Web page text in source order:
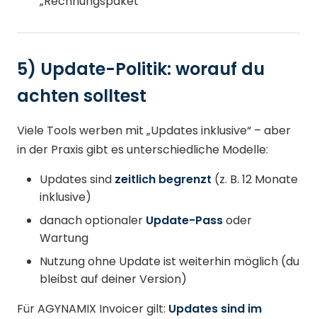
5) Update-Politik: worauf du
achten solltest
Viele Tools werben mit „Updates inklusive“ – aber
in der Praxis gibt es unterschiedliche Modelle:
Updates sind zeitlich begrenzt (z. B. 12 Monate
inklusive)
danach optionaler Update-Passoder
Wartung
Nutzung ohne Update ist weiterhin möglich (du
bleibst auf deiner Version)
Für AGYNAMIX Invoicer gilt: Updates sind im